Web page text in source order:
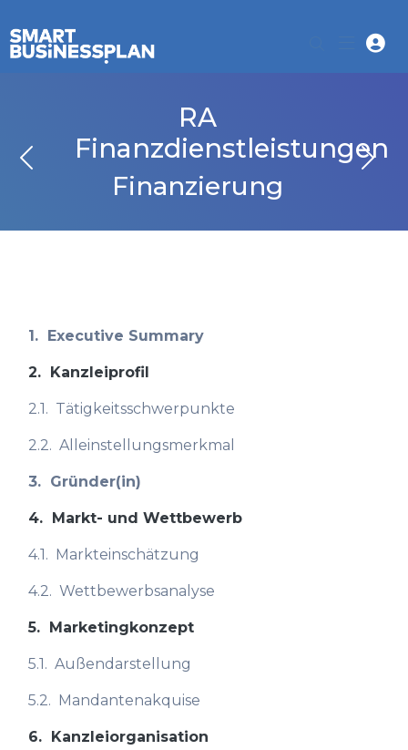
RA
Finanzdienstleistungen
Finanzierung
1. Executive Summary
2. Kanzleiprofil
2.1. Tätigkeitsschwerpunkte
2.2. Alleinstellungsmerkmal
3. Gründer(in)
4. Markt- und Wettbewerb
4.1. Markteinschätzung
4.2. Wettbewerbsanalyse
5. Marketingkonzept
5.1. Außendarstellung
5.2. Mandantenakquise
6. Kanzleiorganisation